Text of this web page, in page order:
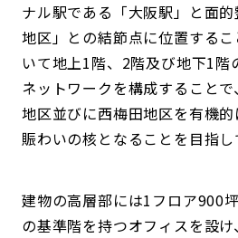
ナル駅である「大阪駅」と面
地区」との結節点に位置する
いて地上1階、2階及び地下1階
ネットワークを構成すること
地区並びに西梅田地区を有機
賑わいの核となることを目指し
建物の高層部には1フロア900
の基準階を持つオフィスを設